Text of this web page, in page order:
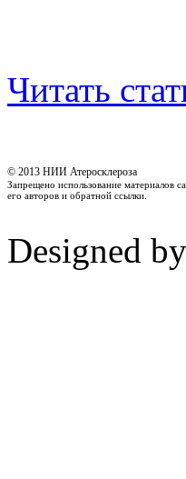
Читать
© 2013 НИИ Атеросклероза
Запрещено использование материалов
его авторов и обратной ссылки.
Designed by